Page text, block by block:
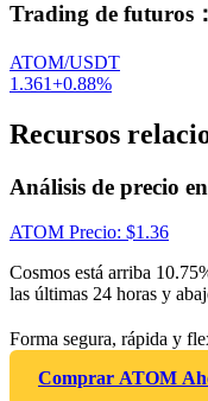
Trading de futuros ：
ATOM/USDT
1.361+0.88%
Recursos
Análisis de precio
ATOM Precio: $1.36
Cosmos está arriba
las últimas 24 horas y
Forma segura, rápida y
Comprar ATOM